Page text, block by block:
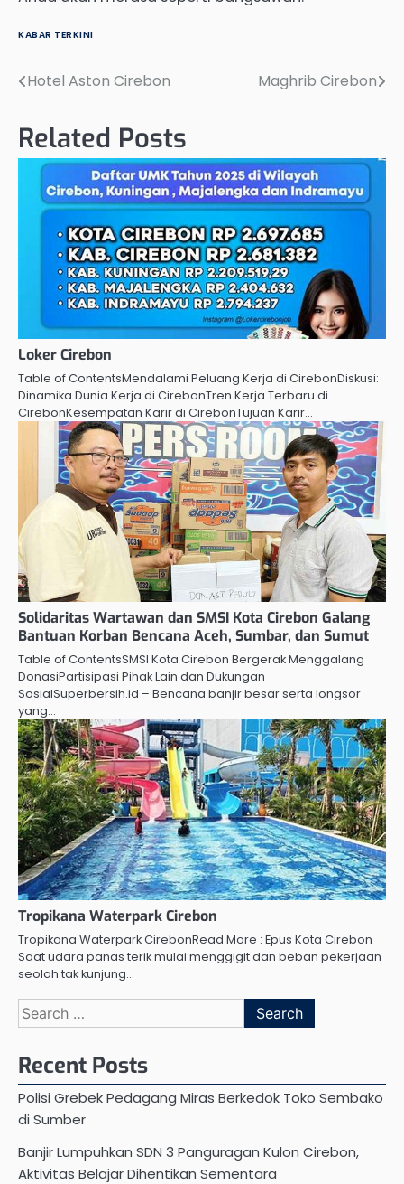
KABAR TERKINI
Post
Hotel Aston Cirebon Maghrib Cirebon
Related Posts
Loker Cirebon
Table of ContentsMendalami Peluang Kerja di CirebonDiskusi:
Dinamika Dunia Kerja di CirebonTren Kerja Terbaru di
CirebonKesempatan Karir di CirebonTujuan Karir…
Solidaritas Wartawan dan SMSI Kota Cirebon Galang
Bantuan Korban Bencana Aceh, Sumbar, dan Sumut
Table of ContentsSMSI Kota Cirebon Bergerak Menggalang
DonasiPartisipasi Pihak Lain dan Dukungan
SosialSuperbersih.id – Bencana banjir besar serta longsor
yang…
Tropikana Waterpark Cirebon
Tropikana Waterpark CirebonRead More : Epus Kota Cirebon
Saat udara panas terik mulai menggigit dan beban pekerjaan
seolah tak kunjung…
Search
for:
Recent Posts
Polisi Grebek Pedagang Miras Berkedok Toko Sembako
di Sumber
Banjir Lumpuhkan SDN 3 Panguragan Kulon Cirebon,
Aktivitas Belajar Dihentikan Sementara